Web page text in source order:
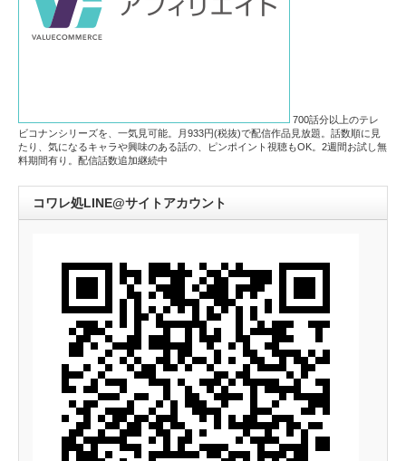
700話分以上のテレ
ビコナンシリーズを、一気見可能。月933円(税抜)で配信作品見放題。話数順に見
たり、気になるキャラや興味のある話の、ピンポイント視聴もOK。2週間お試し無
料期間有り。配信話数追加継続中
コワレ処LINE@サイトアカウント